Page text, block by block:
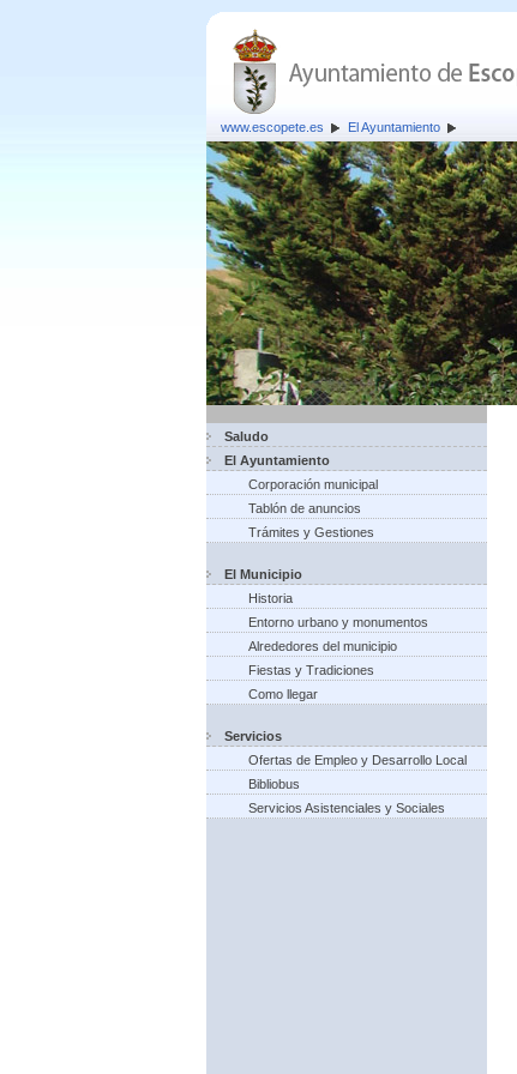
www.escopete.es El Ayuntamiento
Saludo
El Ayuntamiento
Corporación municipal
Tablón de anuncios
Trámites y Gestiones
El Municipio
Historia
Entorno urbano y monumentos
Alrededores del municipio
Fiestas y Tradiciones
Como llegar
Servicios
Ofertas de Empleo y Desarrollo Local
Bibliobus
Servicios Asistenciales y Sociales